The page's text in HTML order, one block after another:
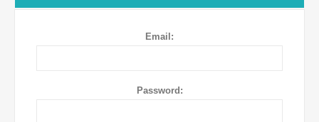
Email:
Password: